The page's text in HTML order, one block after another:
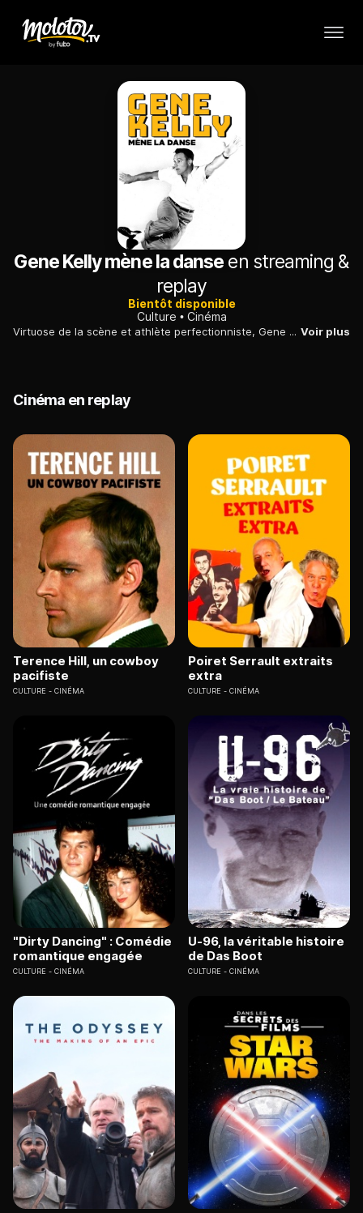
Gene Kelly mène la danse en streaming &
replay
Bientôt disponible
Culture
Cinéma
Virtuose de la scène et athlète perfectionniste, Gene Kelly a réinventé la comédie musicale hollywoodienne pour en faire un art cinématographique à part entière. Voir plus
Cinéma en replay
Terence Hill, un cowboy
pacifiste
CULTURE CINÉMA
Poiret Serrault extraits
extra
CULTURE CINÉMA
"Dirty Dancing" : Comédie
romantique engagée
CULTURE CINÉMA
U-96, la véritable histoire
de Das Boot
CULTURE CINÉMA